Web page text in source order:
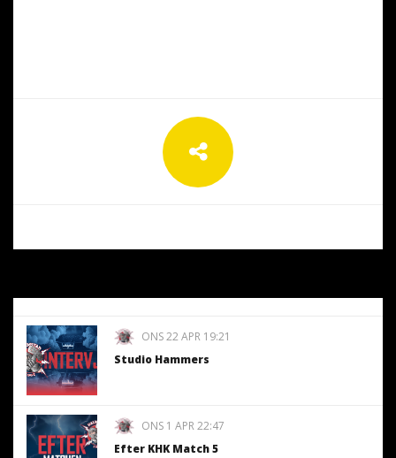
ONS 22 APR 19:21
Studio Hammers
ONS 1 APR 22:47
Efter KHK Match 5